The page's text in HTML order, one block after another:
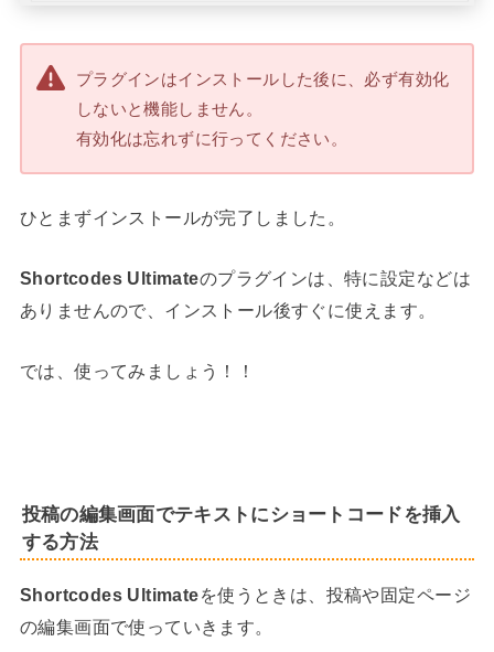
プラグインはインストールした後に、必ず有効化
しないと機能しません。
有効化は忘れずに行ってください。
ひとまずインストールが完了しました。
Shortcodes Ultimateのプラグインは、特に設定などは
ありませんので、インストール後すぐに使えます。
では、使ってみましょう！！
投稿の編集画面でテキストにショートコードを挿入
する方法
Shortcodes Ultimateを使うときは、投稿や固定ページ
の編集画面で使っていきます。